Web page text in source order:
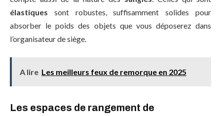
élastiques sont robustes, suffisamment solides pour
absorber le poids des objets que vous déposerez dans
l’organisateur de siège.
A lire Les meilleurs feux de remorque en 2025
Les espaces de rangement de